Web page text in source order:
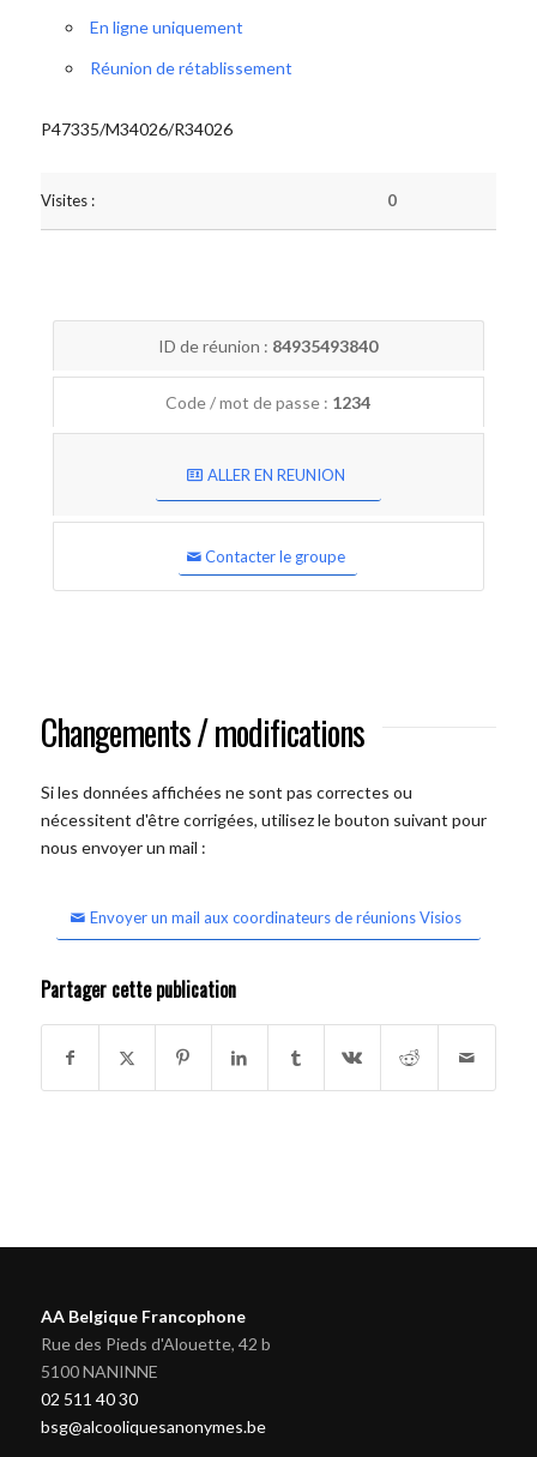
En ligne uniquement
Réunion de rétablissement
P47335/M34026/R34026
Visites : 0
ID de réunion : 84935493840
Code / mot de passe : 1234
ALLER EN REUNION
Contacter le groupe
Changements / modifications
Si les données affichées ne sont pas correctes ou
nécessitent d'être corrigées, utilisez le bouton suivant pour
nous envoyer un mail :
Envoyer un mail aux coordinateurs de réunions Visios
Partager cette publication
AA Belgique Francophone
Rue des Pieds d'Alouette, 42 b
5100 NANINNE
02 511 40 30
bsg@alcooliquesanonymes.be